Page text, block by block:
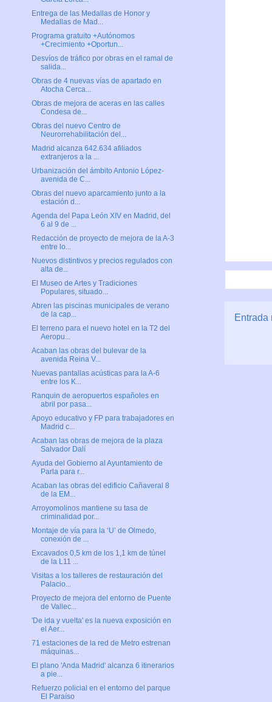
Entrada
Entrega de las Medallas de Honor y
Medallas de Mad...
Programa gratuito +Autónomos
+Crecimiento +Oportun...
Desvíos de tráfico por obras en el ramal de
salida...
Obras de 4 nuevas vías de apartado en
Atocha Cerca...
Obras de mejora de aceras en las calles
Condesa de...
Obras del nuevo Centro de
Neurorrehabilitación del...
Madrid alcanza 642.634 afiliados
extranjeros a la ...
Urbanización del ámbito Antonio López-
avenida de C...
Obras del nuevo aparcamiento junto a la
estación d...
Agenda del Papa León XIV en Madrid, del
6 al 9 de ...
Redacción de proyecto de mejora de la A-3
entre lo...
Nuevos distintivos y precios regulados con
alta de...
El Museo de Artes y Tradiciones
Populares, situado...
Abren las piscinas municipales de verano
de la cap...
El terreno para el nuevo hotel en la T2 del
Aeropu...
Acaban las obras del bulevar de la
avenida Reina V...
Nuevas pantallas acústicas para la A-6
entre los K...
Ranquin de aeropuertos españoles en
abril por pasa...
Apoyo educativo y FP para trabajadores en
Madrid c...
Acaban las obras de mejora de la plaza
Salvador Dalí
Ayuda del Gobierno al Ayuntamiento de
Parla para r...
Acaban las obras del edificio Cañaveral 8
de la EM...
Arroyomolinos mantiene su tasa de
criminalidad por...
Montaje de vía para la ‘U’ de Olmedo,
conexión de ...
Excavados 0,5 km de los 1,1 km de túnel
de la L11 ...
Visitas a los talleres de restauración del
Palacio...
Proyecto de mejora del entorno de Puente
de Vallec...
'De ida y vuelta' es la nueva exposición en
el Aer...
71 estaciones de la red de Metro estrenan
máquinas...
El plano 'Anda Madrid' alcanza 6 itinerarios
a pie...
Refuerzo policial en el entorno del parque
El Paraíso